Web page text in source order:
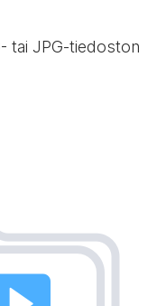
tai JPG-tiedoston